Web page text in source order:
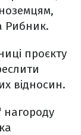
Рибник.
проєкту
відносин.
нагороду